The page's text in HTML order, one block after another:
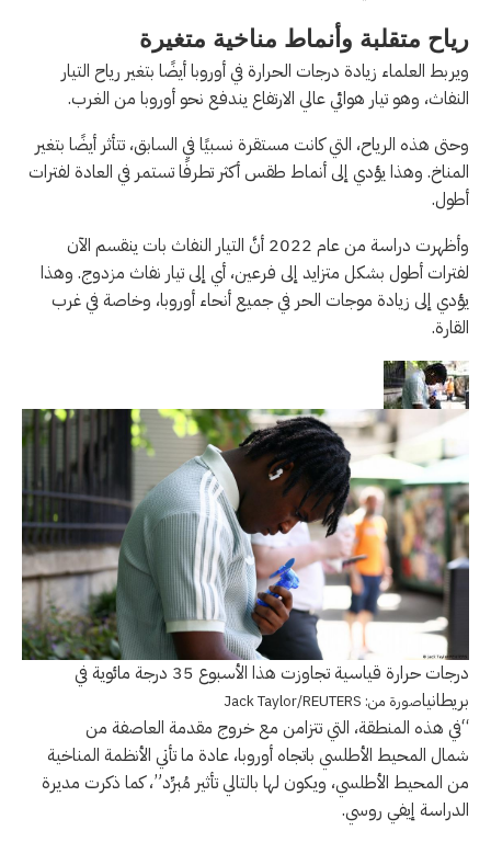
رياح متقلبة وأنماط مناخية متغيرة
ويربط العلماء زيادة درجات الحرارة في أوروبا أيضًا بتغير رياح التيار
النفاث، وهو تيار هوائي عالي الارتفاع يندفع نحو أوروبا من الغرب.
وحتى هذه الرياح، التي كانت مستقرة نسبيًا في السابق، تتأثر أيضًا بتغير
المناخ. وهذا يؤدي إلى أنماط طقس أكثر تطرفًا تستمر في العادة لفترات
أطول.
وأظهرت دراسة من عام 2022 أنَّ التيار النفاث بات ينقسم الآن
لفترات أطول بشكل متزايد إلى فرعين، أي إلى تيار نفاث مزدوج. وهذا
يؤدي إلى زيادة موجات الحر في جميع أنحاء أوروبا، وخاصة في غرب
القارة.
درجات حرارة قياسية تجاوزت هذا الأسبوع 35 درجة مائوية في
بريطانياصورة من: Jack Taylor/REUTERS
“في هذه المنطقة، التي تتزامن مع خروج مقدمة العاصفة من
شمال المحيط الأطلسي باتجاه أوروبا، عادة ما تأتي الأنظمة المناخية
من المحيط الأطلسي، ويكون لها بالتالي تأثير مُبرِّد”، كما ذكرت مديرة
الدراسة إيفي روسي.